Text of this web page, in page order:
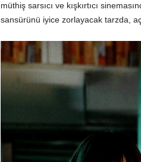
müthiş sarsıcı ve kışkırtıcı
sansürünü iyice zorlayacak tarzda,